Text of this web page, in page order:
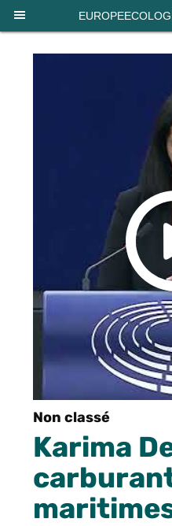
Non classé
Karima